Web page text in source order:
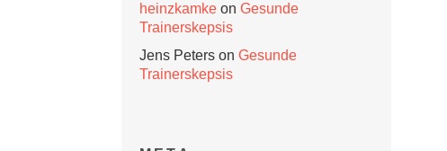
heinzkamke on Gesunde
Trainerskepsis
Jens Peters on Gesunde
Trainerskepsis